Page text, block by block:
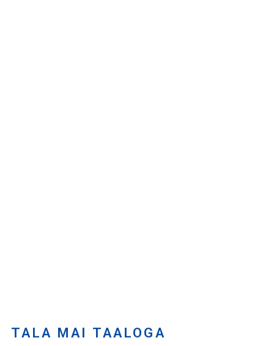
TALA MAI TAALOGA